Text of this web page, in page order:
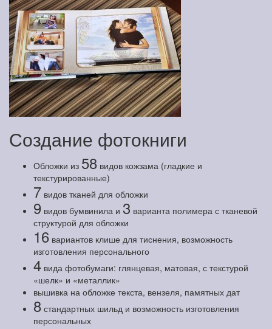
Создание фотокниги
Обложки из 58 видов кожзама (гладкие и
текстурированные)
7 видов тканей для обложки
9 видов бумвинила и 3 варианта полимера с тканевой
структурой для обложки
16 вариантов клише для тиснения, возможность
изготовления персонального
4 вида фотобумаги: глянцевая, матовая, с текстурой
«шелк» и «металлик»
вышивка на обложке текста, вензеля, памятных дат
8 стандартных шильд и возможность изготовления
персональных